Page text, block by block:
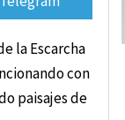
la Escarcha
con
paisajes de